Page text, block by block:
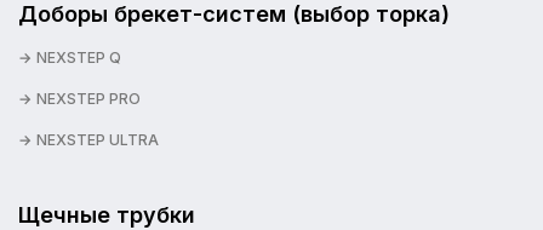
Доборы брекет-систем (выбор торка)
NEXSTEP Q
NEXSTEP PRO
NEXSTEP ULTRA
Щечные трубки